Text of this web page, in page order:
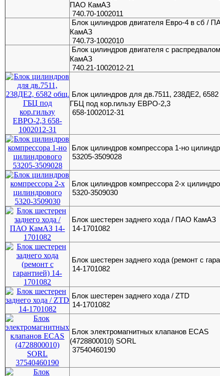
ПАО КамАЗ
740.70-1002011
Блок цилиндров двигателя Евро-4 в сб /
КамАЗ
740.73-1002010
Блок цилиндров двигателя с
КамАЗ
740.21-1002012-21
Блок цилиндров для дв.7511, 238ДЕ2,
ГБЦ под кор.гильзу ЕВРО-2,3
658-1002012-31
Блок цилиндров компрессора 1-но
53205-3509028
Блок цилиндров компрессора 2-х
5320-3509030
Блок шестерен заднего хода / ПАО КамАЗ
14-1701082
Блок шестерен заднего хода (ремонт с
14-1701082
Блок шестерен заднего хода / ZTD
14-1701082
Блок электромагнитных клапанов ECAS
(4728800010) SORL
37540460190